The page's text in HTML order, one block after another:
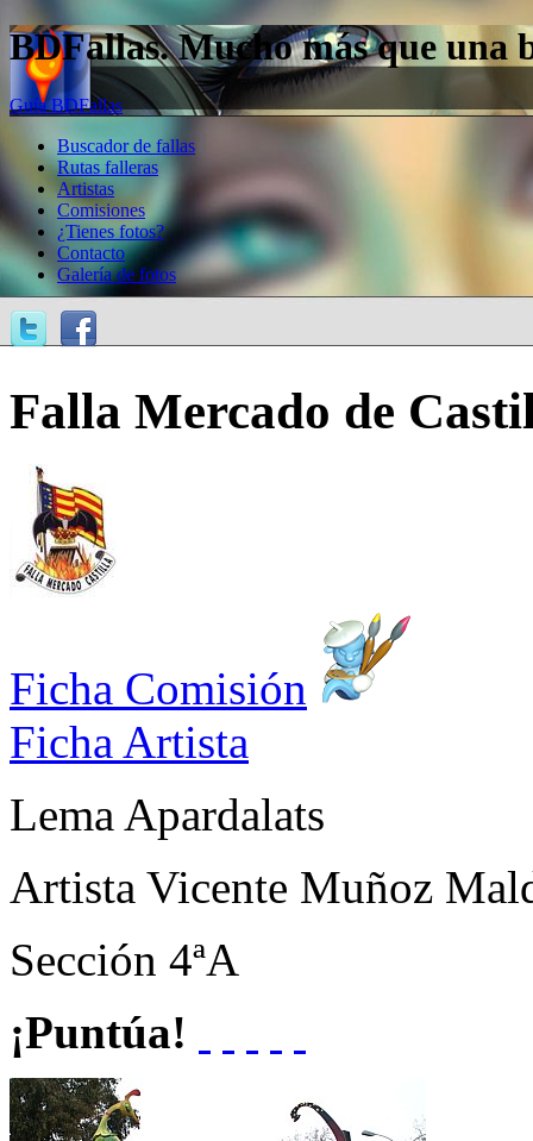
BDFallas. Mucho más que una
Guía BDFallas
Buscador de fallas
Rutas falleras
Artistas
Comisiones
¿Tienes fotos?
Contacto
Galería de fotos
Falla Mercado de
Ficha Comisión
Ficha Artista
Lema Apardalats
Artista Vicente Muñoz
Sección 4ªA
¡Puntúa!